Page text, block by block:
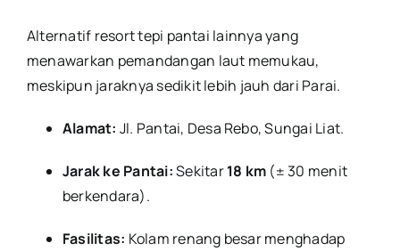
Alternatif resort tepi pantai lainnya yang
menawarkan pemandangan laut memukau,
meskipun jaraknya sedikit lebih jauh dari Parai.
Alamat: Jl. Pantai, Desa Rebo, Sungai Liat.
Jarak ke Pantai:Sekitar18 km (± 30 menit
berkendara).
Fasilitas: Kolam renang besar menghadap